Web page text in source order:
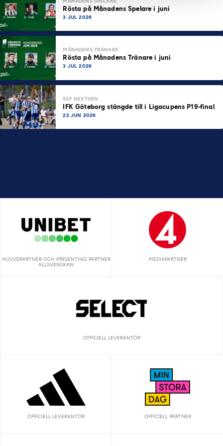
Rösta på Månadens Spelare i juni
3 JUL 2026
MÅNADENS TRÄNARE
Rösta på Månadens Tränare i juni
3 JUL 2026
SEF NEXTGEN
IFK Göteborg stängde till i Ligacupens P19-final
22 JUN 2026
HUVUDPARTNER OCH PRESENTING PARTNER
ALLSVENSKAN
MEDIAPARTNER
OFFICIELL LEVERANTÖR
OFFICIELL LEVERANTÖR OFFICIELL PARTNER